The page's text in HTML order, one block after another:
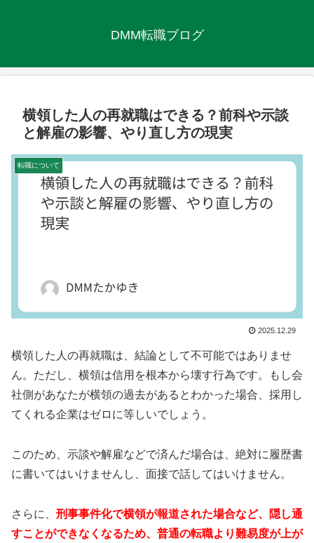
DMM転職ブログ
横領した人の再就職はできる？前科や示談
と解雇の影響、やり直し方の現実
転職について
2025.12.29
横領した人の再就職は、結論として不可能ではありませ
ん。ただし、横領は信用を根本から壊す行為です。もし会
社側があなたが横領の過去があるとわかった場合、採用し
てくれる企業はゼロに等しいでしょう。
このため、示談や解雇などで済んだ場合は、絶対に履歴書
に書いてはいけませんし、面接で話してはいけません。
さらに、 刑事事件化で横領が報道された場合など、隠し通
すことができなくなるため、普通の転職より難易度が上が